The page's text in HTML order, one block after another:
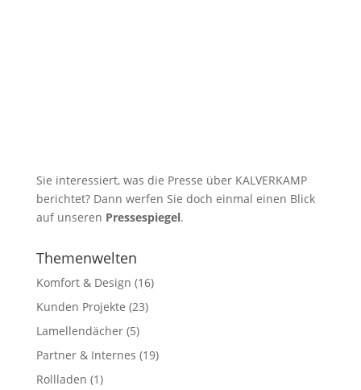
Sie interessiert, was die Presse über KALVERKAMP
berichtet? Dann werfen Sie doch einmal einen Blick
auf unseren Pressespiegel.
Themenwelten
Komfort & Design (16)
Kunden Projekte (23)
Lamellendächer(5)
Partner & Internes (19)
Rollladen (1)